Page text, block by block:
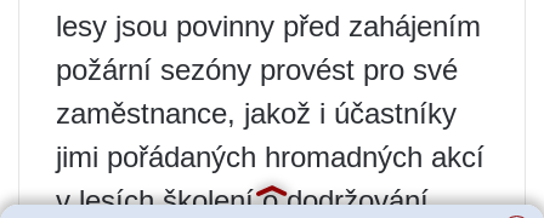
lesy jsou povinny před zahájením
požární sezóny provést pro své
zaměstnance, jakož i účastníky
jimi pořádaných hromadných akcí
v lesích školení o dodržování